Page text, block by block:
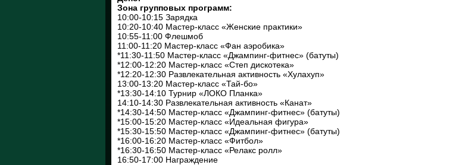
Зона групповых программ:
10:00-10:15 Зарядка
10:20-10:40 Мастер-класс «Женские практики»
10:55-11:00 Флешмоб
11:00-11:20 Мастер-класс «Фан аэробика»
*11:30-11:50 Мастер-класс «Джампинг-фитнес» (батуты)
*12:00-12:20 Мастер-класс «Степ дискотека»
*12:20-12:30 Развлекательная активность «Хулахуп»
13:00-13:20 Мастер-класс «Тай-бо»
*13:30-14:10 Турнир «ЛОКО Планка»
14:10-14:30 Развлекательная активность «Канат»
*14:30-14:50 Мастер-класс «Джампинг-фитнес» (батуты)
*15:00-15:20 Мастер-класс «Идеальная фигура»
*15:30-15:50 Мастер-класс «Джампинг-фитнес» (батуты)
*16:00-16:20 Мастер-класс «Фитбол»
*16:30-16:50 Мастер-класс «Релакс ролл»
16:50-17:00 Награждение